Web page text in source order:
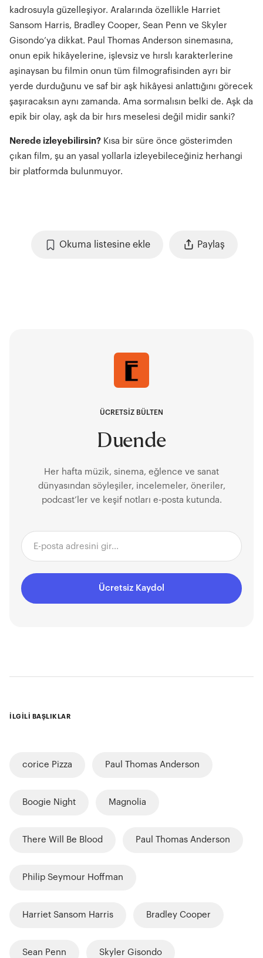
kadrosuyla güzelleşiyor. Aralarında özellikle Harriet
Sansom Harris, Bradley Cooper, Sean Penn ve Skyler
Gisondo’ya dikkat. Paul Thomas Anderson sinemasına,
onun epik hikâyelerine, işlevsiz ve hırslı karakterlerine
aşinaysan bu filmin onun tüm filmografisinden ayrı bir
yerde durduğunu ve saf bir aşk hikâyesi anlattığını görecek
şaşıracaksın aynı zamanda. Ama sormalısın belki de. Aşk da
epik bir olay, aşk da bir hırs meselesi değil midir sanki?
Nerede izleyebilirsin? Kısa bir süre önce gösterimden
çıkan film, şu an yasal yollarla izleyebileceğiniz herhangi
bir platformda bulunmuyor.
Okuma listesine ekle Paylaş
ÜCRETSİZ BÜLTEN
Duende
Her hafta müzik, sinema, eğlence ve sanat
dünyasından söyleşiler, incelemeler, öneriler,
podcast’ler ve keşif notları e-posta kutunda.
Ücretsiz Kaydol
İLGİLİ BAŞLIKLAR
corice Pizza Paul Thomas Anderson
Boogie Night Magnolia
There Will Be Blood Paul Thomas Anderson
Philip Seymour Hoffman
Harriet Sansom Harris Bradley Cooper
Sean Penn Skyler Gisondo